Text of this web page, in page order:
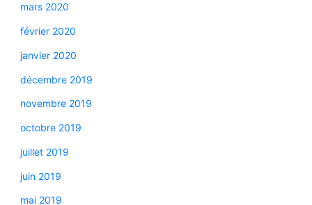
mars 2020
février 2020
janvier 2020
décembre 2019
novembre 2019
octobre 2019
juillet 2019
juin 2019
mai 2019